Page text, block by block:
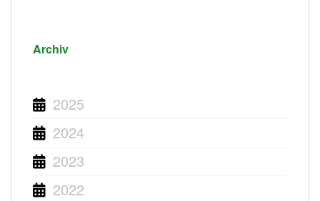
Archiv
2025
2024
2023
2022